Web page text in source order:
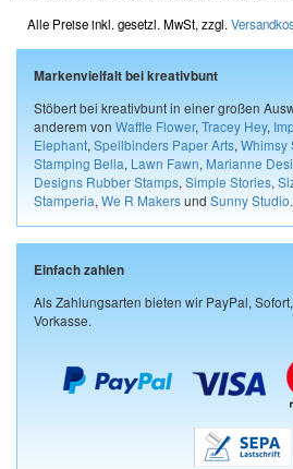
Alle Preise inkl. gesetzl. MwSt, zzgl.
Markenvielfalt bei kreativbunt
Stöbert bei kreativbunt in einer großen
anderem von Waffle Flower, Tracey Hey,
Elephant, Spellbinders Paper Arts, Whimsy
Stamping Bella, Lawn Fawn, Marianne
Designs Rubber Stamps, Simple Stories,
Stamperia, We R Makersund Sunny Studio.
Einfach zahlen
Als Zahlungsarten bieten wir PayPal,
Vorkasse.